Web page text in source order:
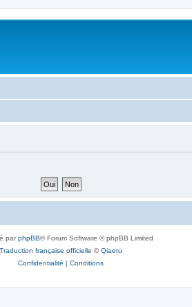
parphpBB® Forum Software © phpBB Limited
Traduction française officielle ©Qiaeru
Confidentialité | Conditions